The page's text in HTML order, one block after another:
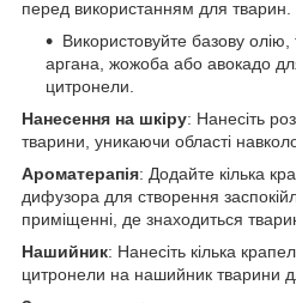
перед використанням для тварин.
Використовуйте базову олію,
аргана, жожоба або авокадо
цитронели.
Нанесення на шкіру: Нанесіть
тварини, уникаючи області
Ароматерапія: Додайте кілька
дифузора для створення
приміщенні, де знаходиться
Нашийник: Нанесіть кілька
цитронели на нашийник тварини